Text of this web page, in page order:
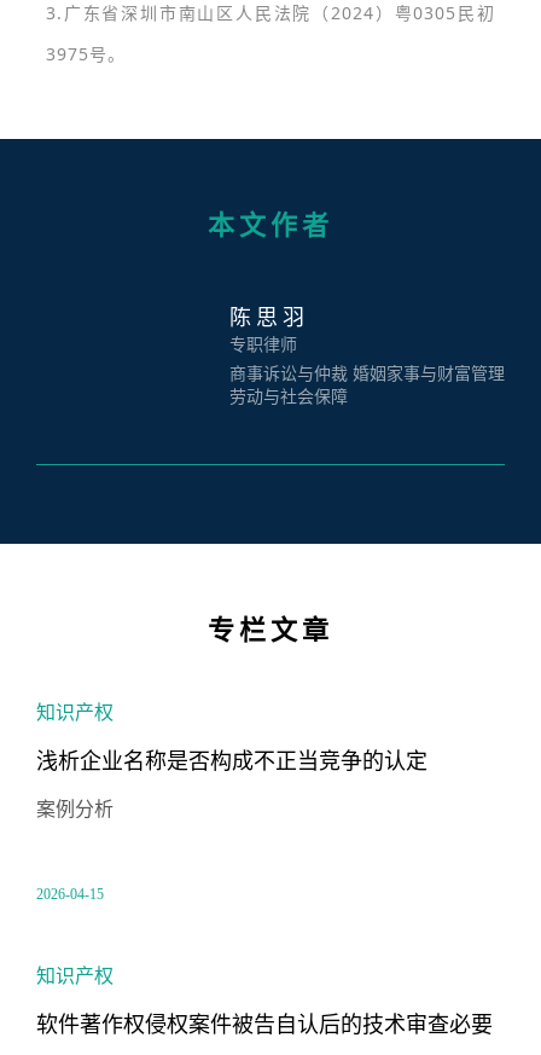
3.广东省深圳市南山区人民法院（2024）粤0305民初
3975号。
本文作者
陈思羽
专职律师
商事诉讼与仲裁 婚姻家事与财富管理
劳动与社会保障
专栏文章
知识产权
浅析企业名称是否构成不正当竞争的认定
案例分析
2026-04-15
知识产权
软件著作权侵权案件被告自认后的技术审查必要